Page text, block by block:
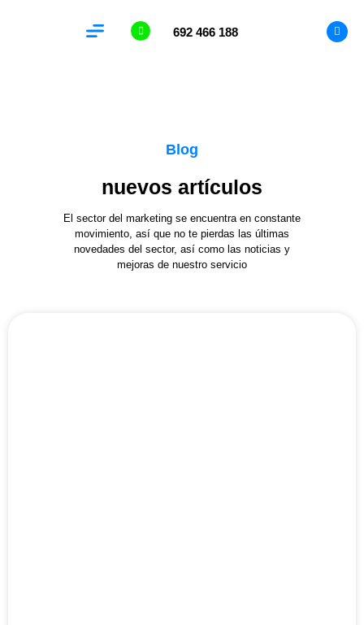
692 466 188
Blog
nuevos artículos
El sector del marketing se encuentra en constante
movimiento, así que no te pierdas las últimas
novedades del sector, así como las noticias y
mejoras de nuestro servicio